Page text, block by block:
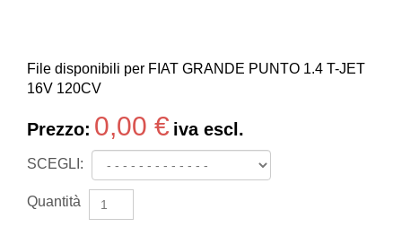
File disponibili per FIAT GRANDE PUNTO 1.4 T-JET
16V 120CV
Prezzo: 0,00 € iva escl.
SCEGLI:
Quantità